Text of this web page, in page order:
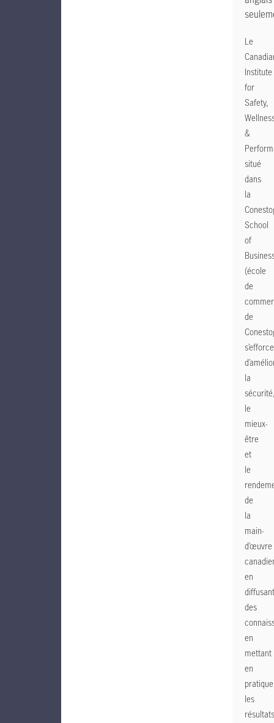
Le
Institute
for
Safety,
&
situé
dans
la
School
of
(école
de
de
s’efforce
la
le
mieux-
être
et
le
de
la
main-
d’œuvre
en
diffusant
des
en
mettant
en
pratique
les
résultats